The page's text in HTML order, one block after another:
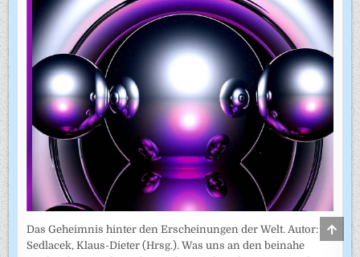
Das Geheimnis hinter den Erscheinungen der Welt. Autor:
Sedlacek, Klaus-Dieter (Hrsg.). Was uns an den beinahe
TO
TOP